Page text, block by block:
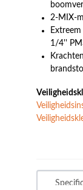
2-MIX-
1/4''